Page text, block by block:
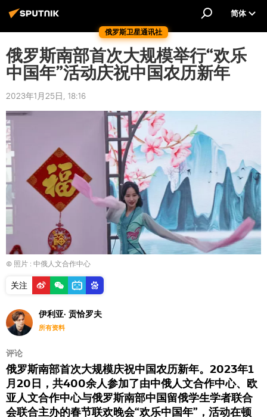
俄罗斯卫星通讯社
简体
俄罗斯南部首次大规模举行“欢乐
中国年”活动庆祝中国农历新年
2023年1月25日, 18:16
© 照片 : 中俄人文合作中心
关注
伊利亚· 贡恰罗夫
所有资料
评论
俄罗斯南部首次大规模庆祝中国农历新年。2023年1
月20日，共400余人参加了由中俄人文合作中心、欧
亚人文合作中心与俄罗斯南部中国留俄学生学者联合
会联合主办的春节联欢晚会“欢乐中国年”，活动在顿